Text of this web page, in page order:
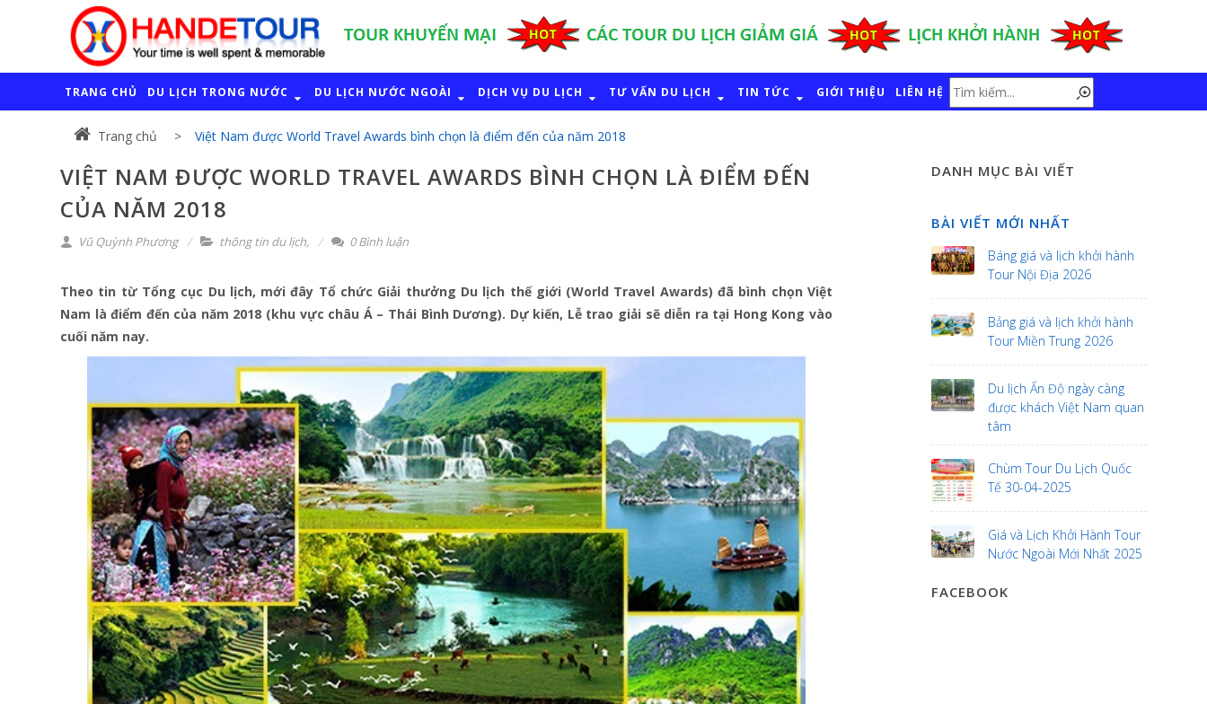
TRANG CHỦ DU LỊCH TRONG NƯỚC DU LỊCH NƯỚC NGOÀI DỊCH VỤ DU LỊCH TƯ VẤN DU LỊCH TIN TỨC GIỚI THIỆU LIÊN HỆ
Trang chủ Việt Nam được World Travel Awards bình chọn là điểm đến của năm 2018
VIỆT NAM ĐƯỢC WORLD TRAVEL AWARDS BÌNH CHỌN LÀ ĐIỂM ĐẾN
CỦA NĂM 2018
Vũ Quỳnh Phương thông tin du lịch, 0 Bình luận
Theo tin từ Tổng cục Du lịch, mới đây Tổ chức Giải thưởng Du lịch thế giới (World Travel Awards) đã bình chọn Việt
Nam là điểm đến của năm 2018 (khu vực châu Á – Thái Bình Dương). Dự kiến, Lễ trao giải sẽ diễn ra tại Hong Kong vào
cuối năm nay.
DANH MỤC BÀI VIẾT
BÀI VIẾT MỚI NHẤT
Báng giá và lịch khởi hành
Tour Nội Địa 2026
Bảng giá và lịch khởi hành
Tour Miền Trung 2026
Du lịch Ấn Độ ngày càng
được khách Việt Nam quan
tâm
Chùm Tour Du Lịch Quốc
Tế 30-04-2025
Giá và Lịch Khởi Hành Tour
Nước Ngoài Mới Nhất 2025
FACEBOOK